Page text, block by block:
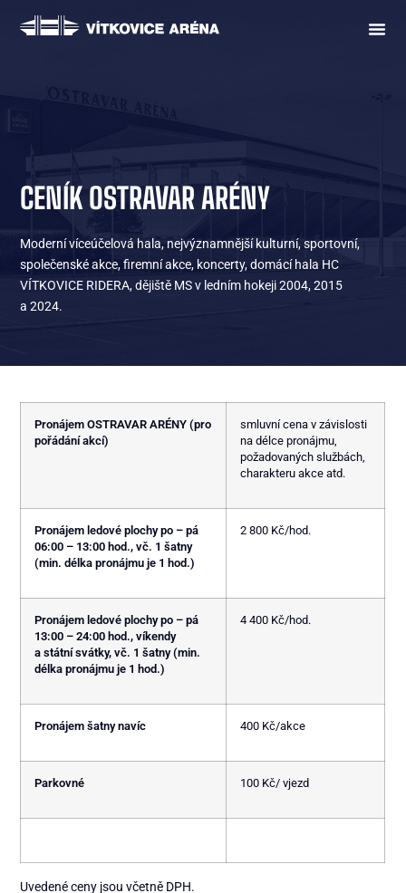
CENÍK OSTRAVAR ARÉNY
Moderní víceúčelová hala, nejvýznamnější kulturní, sportovní,
společenské akce, firemní akce, koncerty, domácí hala HC
VÍTKOVICE RIDERA, dějiště MS v ledním hokeji 2004, 2015
a 2024.
Pronájem OSTRAVAR ARÉNY (pro
pořádání akcí)
smluvní cena v závislosti
na délce pronájmu,
požadovaných službách,
charakteru akce atd.
Pronájem ledové plochy po – pá
06:00 – 13:00 hod., vč. 1 šatny
(min. délka pronájmu je 1 hod.)
2 800 Kč/hod.
Pronájem ledové plochy po – pá
13:00 – 24:00 hod., víkendy
a státní svátky, vč. 1 šatny (min.
délka pronájmu je 1 hod.)
4 400 Kč/hod.
Pronájem šatny navíc 400 Kč/akce
Parkovné 100 Kč/ vjezd
Uvedené ceny jsou včetně DPH.